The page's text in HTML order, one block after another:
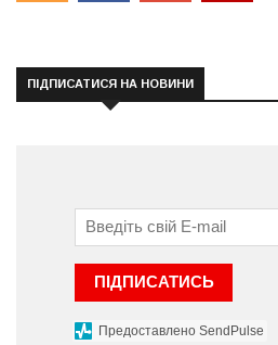
ПІДПИСАТИСЯ НА НОВИНИ
ПІДПИСАТИСЬ
Предоставлено SendPulse